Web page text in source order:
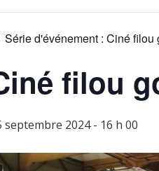
Série d'événement : Ciné filou
filou
septembre 2024 - 16 h 00